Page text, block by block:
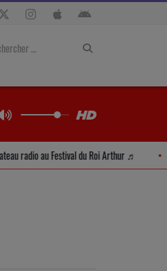
Plateau radio au Festival du Roi Arthur ♬